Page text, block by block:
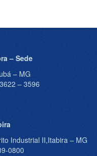
– Sede
– MG
– 3596
Industrial II,Itabira – MG
0800